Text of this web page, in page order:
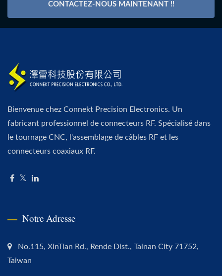
CONTACTEZ-NOUS MAINTENANT !!
Bienvenue chez Connekt Precision Electronics. Un
fabricant professionnel de connecteurs RF. Spécialisé dans
le tournage CNC, l'assemblage de câbles RF et les
connecteurs coaxiaux RF.
Notre Adresse
No.115, XinTian Rd., Rende Dist., Tainan City 71752,
Taiwan